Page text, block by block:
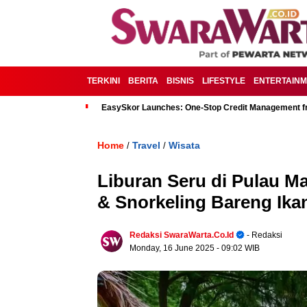
TERKINI BERITA BISNIS LIFESTYLE
EasySkor Launches: One-Stop Credit
Home / Travel / Wisata
Liburan Seru di Pulau
& Snorkeling Bareng
Redaksi SwaraWarta.co.id
- Redaksi
Monday, 16 June 2025 - 09:02 WIB